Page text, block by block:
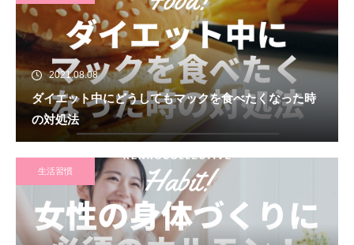
2021.08.08
ダイエット中にどうしてもマックを食べたくなった時
の対処法
生活習慣